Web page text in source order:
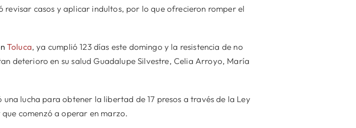
revisar casos y aplicar indultos, por lo que ofrecieron romper el
Toluca, ya cumplió 123 días este domingo y la resistencia de no
deterioro en su salud Guadalupe Silvestre, Celia Arroyo, María
una lucha para obtener la libertad de 17 presos a través de la Ley
comenzó a operar en marzo.